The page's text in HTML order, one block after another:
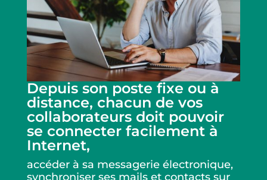
Depuis son poste fixe ou à
distance, chacun de vos
collaborateurs doit pouvoir
se connecter facilement à
Internet,
accéder à sa messagerie électronique,
synchroniser ses mails et contacts sur